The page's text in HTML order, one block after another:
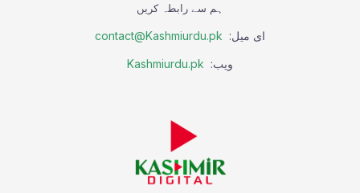
ہم سے رابطہ کریں
ای میل: contact@Kashmiurdu.pk
ویب: Kashmiurdu.pk